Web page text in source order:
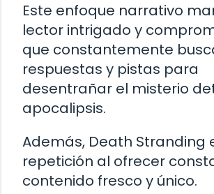
Este enfoque narrativo
lector intrigado y
que constantemente
respuestas y pistas para
desentrañar el misterio
apocalipsis.
Además, Death Stranding
repetición al ofrecer
contenido fresco y único.